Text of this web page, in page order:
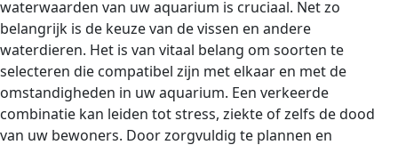
waterwaarden van uw aquarium is cruciaal. Net zo
belangrijk is de keuze van de vissen en andere
waterdieren. Het is van vitaal belang om soorten te
selecteren die compatibel zijn met elkaar en met de
omstandigheden in uw aquarium. Een verkeerde
combinatie kan leiden tot stress, ziekte of zelfs de dood
van uw bewoners. Door zorgvuldig te plannen en